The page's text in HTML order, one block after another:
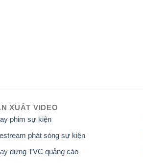
XUẤT VIDEO
phim sự kiện
phát sóng sự kiện
dựng TVC quảng cáo